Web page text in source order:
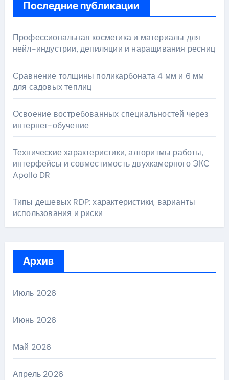
Последние публикации
Профессиональная косметика и материалы для
нейл-индустрии, депиляции и наращивания ресниц
Сравнение толщины поликарбоната 4 мм и 6 мм
для садовых теплиц
Освоение востребованных специальностей через
интернет-обучение
Технические характеристики, алгоритмы работы,
интерфейсы и совместимость двухкамерного ЭКС
Apollo DR
Типы дешевых RDP: характеристики, варианты
использования и риски
Архив
Июль 2026
Июнь 2026
Май 2026
Апрель 2026